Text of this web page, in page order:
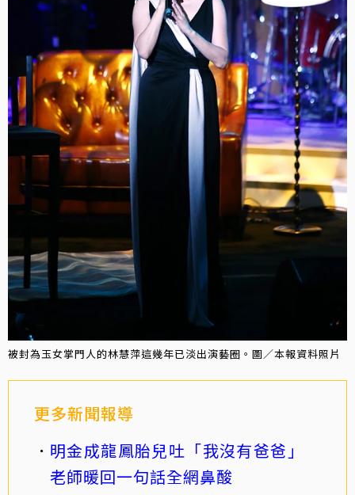
被封為玉女掌門人的林慧萍這幾年已淡出演藝圈。圖／本報資料照片
更多新聞報導
明金成龍鳳胎兒吐「我沒有爸爸」
老師暖回一句話全網鼻酸